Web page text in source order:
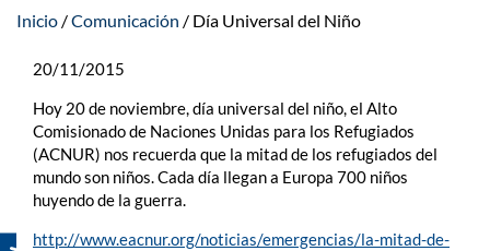
Inicio Comunicación Día Universal del Niño
20/11/2015
Hoy 20 de noviembre, día universal del niño, el Alto
Comisionado de Naciones Unidas para los Refugiados
(ACNUR) nos recuerda que la mitad de los refugiados del
mundo son niños. Cada día llegan a Europa 700 niños
huyendo de la guerra.
http://www.eacnur.org/noticias/emergencias/la-mitad-de-